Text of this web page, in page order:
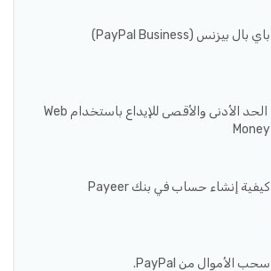
باي بال بيزنس (PayPal Business)
الحد الأدنى والأقصى للإيداع باستخدام Web
Money
كيفية إنشاء حساب في بنك Payeer
سحب الأموال من PayPal.